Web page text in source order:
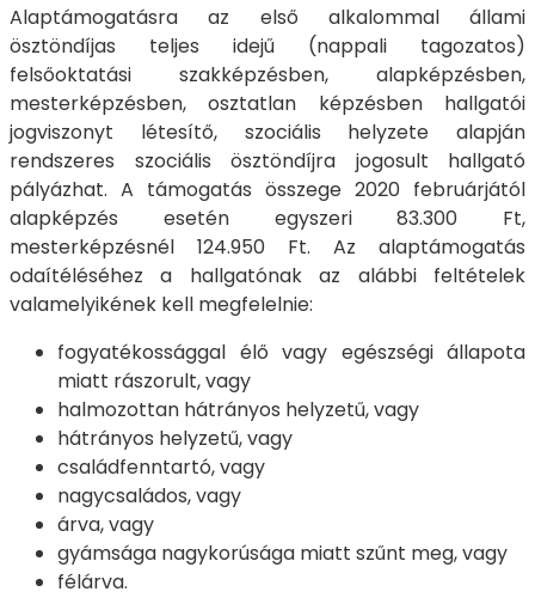
Alaptámogatásra az első alkalommal állami
ösztöndíjas teljes idejű (nappali tagozatos)
felsőoktatási szakképzésben, alapképzésben,
mesterképzésben, osztatlan képzésben hallgatói
jogviszonyt létesítő, szociális helyzete alapján
rendszeres szociális ösztöndíjra jogosult hallgató
pályázhat. A támogatás összege 2020 februárjától
alapképzés esetén egyszeri 83.300 Ft,
mesterképzésnél 124.950 Ft. Az alaptámogatás
odaítéléséhez a hallgatónak az alábbi feltételek
valamelyikének kell megfelelnie:
fogyatékossággal élő vagy egészségi állapota
miatt rászorult, vagy
halmozottan hátrányos helyzetű, vagy
hátrányos helyzetű, vagy
családfenntartó, vagy
nagycsaládos, vagy
árva, vagy
gyámsága nagykorúsága miatt szűnt meg, vagy
félárva.